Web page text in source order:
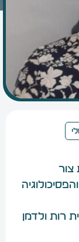
צור
רות ולדמן